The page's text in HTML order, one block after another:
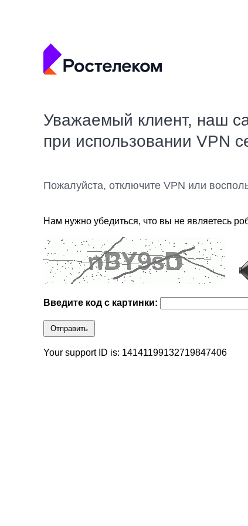
Уважаемый клиент, наш
при использовании VPN
Пожалуйста, отключите VPN или
Нам нужно убедиться, что вы не являетесь
Введите код с картинки:
Отправить
Your support ID is: 14141199132719847406